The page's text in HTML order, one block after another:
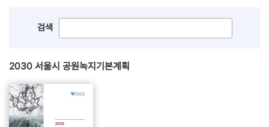
검색
2030 서울시 공원녹지기본계획